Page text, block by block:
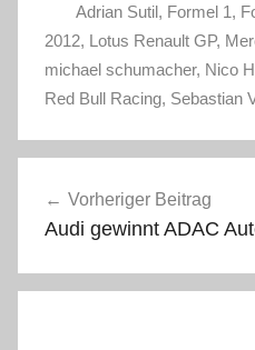
Adrian Sutil, Formel 1,
2012, Lotus Renault GP,
michael schumacher, Nico
Red Bull Racing, Sebastian
Vorheriger Beitrag
Audi gewinnt ADAC